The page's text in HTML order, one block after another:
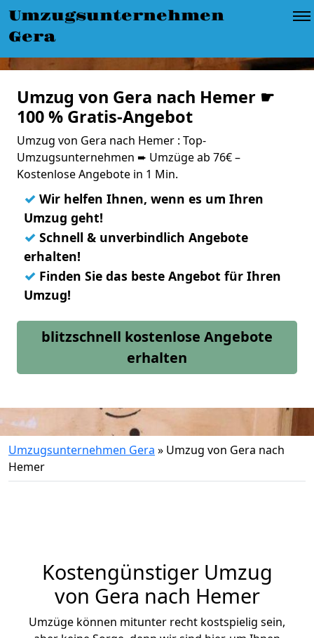
Umzugsunternehmen
Gera
Umzug von Gera nach Hemer ☛
100 % Gratis-Angebot
Umzug von Gera nach Hemer : Top-
Umzugsunternehmen ➨ Umzüge ab 76€ –
Kostenlose Angebote in 1 Min.
✓ Wir helfen Ihnen, wenn es um Ihren
Umzug geht!
✓ Schnell & unverbindlich Angebote
erhalten!
✓ Finden Sie das beste Angebot für Ihren
Umzug!
blitzschnell kostenlose Angebote
erhalten
Umzugsunternehmen Gera » Umzug von Gera nach
Hemer
Kostengünstiger Umzug
von Gera nach Hemer
Umzüge können mitunter recht kostspielig sein,